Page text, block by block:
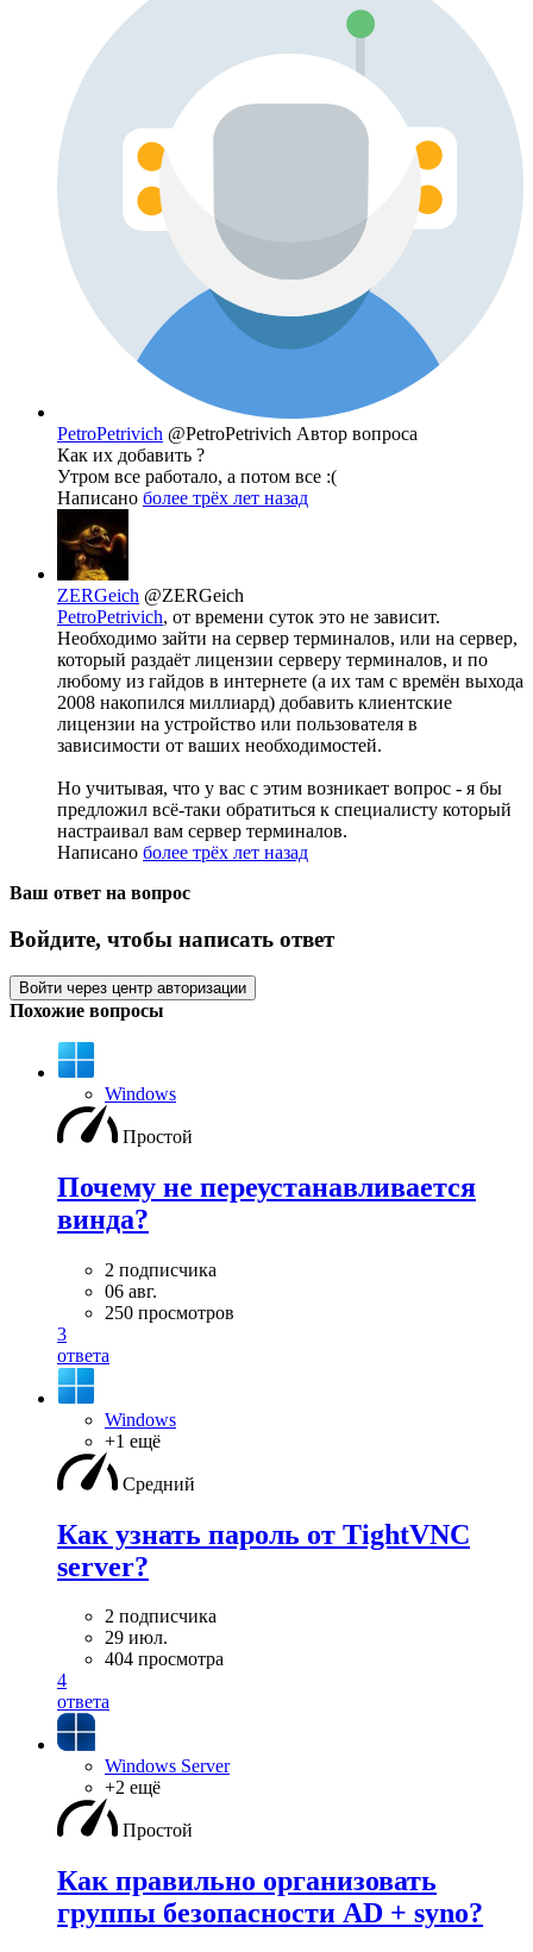
PetroPetrivich @PetroPetrivich Автор вопроса
Как их добавить ?
Утром все работало, а потом все :(
Написано более трёх лет назад
ZERGeich @ZERGeich
PetroPetrivich, от времени суток это не зависит.
Необходимо зайти на сервер терминалов, или на сервер,
который раздаёт лицензии серверу терминалов, и по
любому из гайдов в интернете (а их там с времён выхода
2008 накопился миллиард) добавить клиентские
лицензии на устройство или пользователя в
зависимости от ваших необходимостей.
Но учитывая, что у вас с этим возникает вопрос - я бы
предложил всё-таки обратиться к специалисту который
настраивал вам сервер терминалов.
Написано более трёх лет назад
Ваш ответ на вопрос
Войдите, чтобы написать ответ
Войти через центр авторизации
Похожие вопросы
Windows
Простой
Почему не переустанавливается
винда?
2 подписчика
06 авг.
250 просмотров
3
ответа
Windows
+1 ещё
Средний
Как узнать пароль от TightVNC
server?
2 подписчика
29 июл.
404 просмотра
4
ответа
Windows Server
+2 ещё
Простой
Как правильно организовать
группы безопасности AD + syno?